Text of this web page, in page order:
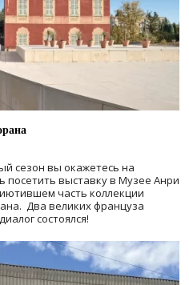
сезон вы окажетесь на
посетить выставку в Музее Анри
часть коллекции
Два великих француза
состоялся!